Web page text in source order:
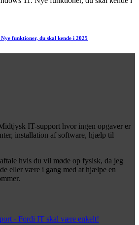
funktioner, du skal kende i 2025
IT-support hvor ingen opgaver er
installation af software, hjælp til
hvis du vil møde op fysisk, da jeg
eller være i gang med at hjælpe en